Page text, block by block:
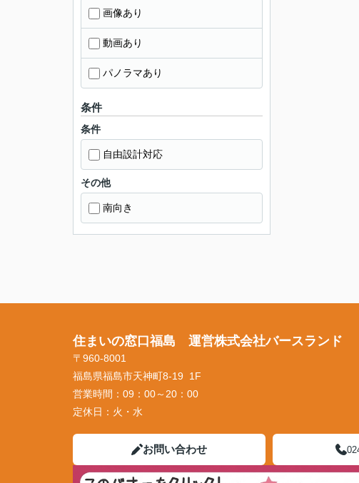
画像あり
動画あり
パノラマあり
条件
条件
自由設計対応
その他
南向き
住まいの窓口福島 運営株式会社バースランド
〒960-8001
福島県福島市天神町8-19 1F
営業時間： 09：00～20：00
定休日： 火・水
お問い合わせ